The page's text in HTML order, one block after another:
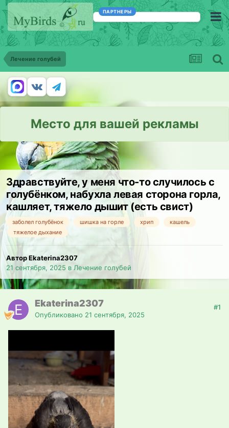
ПАРТНЕРЫ
Лечение голубей
Место для вашей рекламы
Здравствуйте, у меня что-то случилось с
голубёнком, набухла левая сторона горла,
кашляет, тяжело дышит (есть свист)
заболел голубёнок шишка на горле хрип
кашель
тяжелое дыхание
Автор Ekaterina2307
21 сентября, 2025 в Лечение голубей
Ekaterina2307
Опубликовано 21 сентября, 2025
#1